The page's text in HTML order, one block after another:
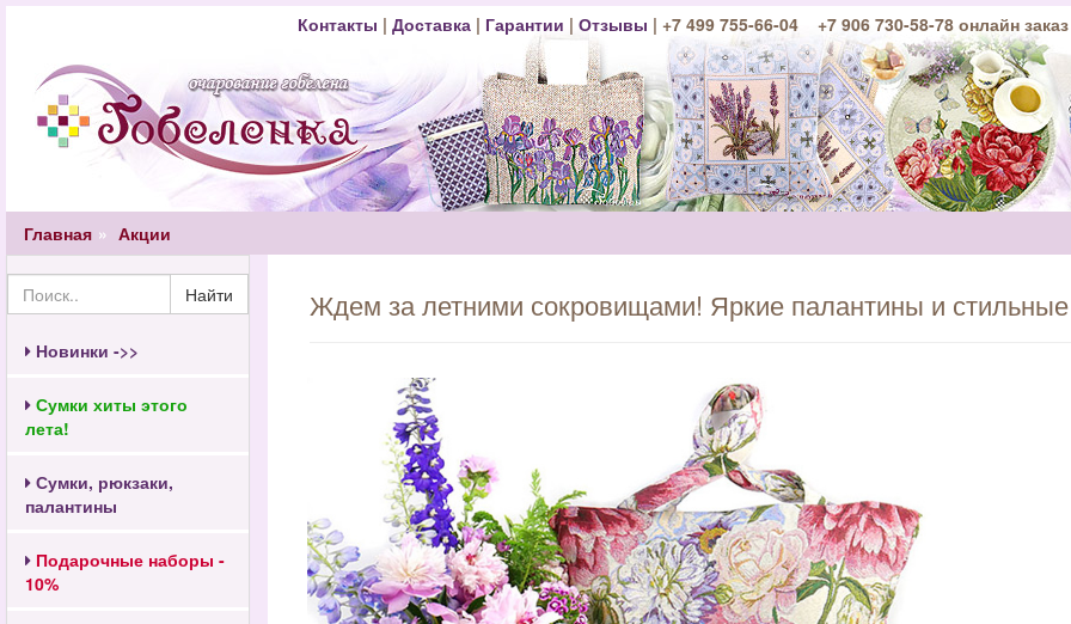
Контакты | Доставка| Гарантии | Отзывы | +7 499 755-66-04 +7 906 730-58-78 онлайн
Главная Акции
Найти
Новинки ->>
Сумки хиты этого
лета!
Сумки, рюкзаки,
палантины
Подарочные наборы -
10%
Ждем за летними сокровищами! Яркие палантины и